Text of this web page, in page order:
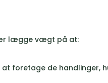
lægge vægt på at:
foretage de handlinger,